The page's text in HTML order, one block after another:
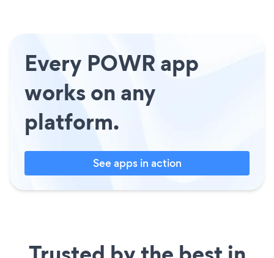
Every POWR app
works on any
platform.
See apps in action